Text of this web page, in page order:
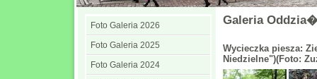
Foto Galeria 2026
Foto Galeria 2025
Foto Galeria 2024
Galeria
Wycieczka piesza:
Niedzielne")(Foto: